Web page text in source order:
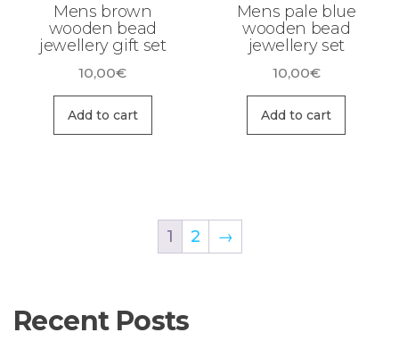
Mens brown
wooden bead
jewellery gift set
10,00€
Add to cart
Mens pale blue
wooden bead
jewellery set
10,00€
Add to cart
1 2 →
Recent Posts